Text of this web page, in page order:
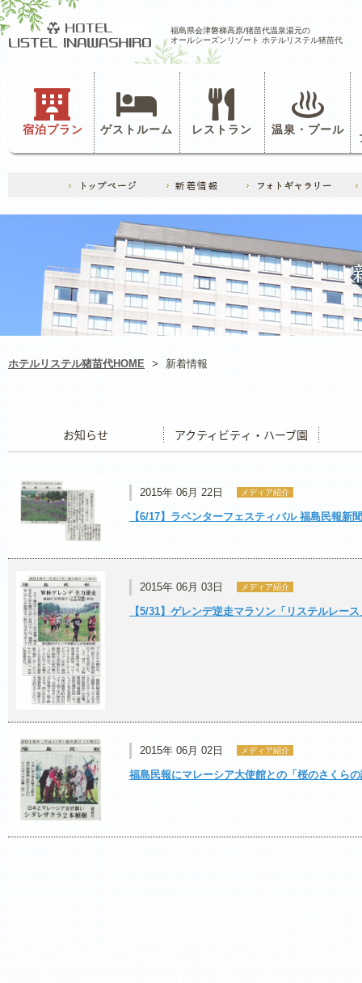
福島県会津磐梯高原/猪苗代温泉湯元の
オールシーズンリゾート ホテルリステル猪苗代
宿泊プラン ゲストルーム レストラン 温泉・プール
ホテルリステル猪苗代HOME > 新着情報
2015年 06月 22日 メディア紹介
【6/17】ラベンターフェスティバル 福島民報新
2015年 06月 03日 メディア紹介
【5/31】ゲレンデ逆走マラソン「リステルレー
2015年 06月 02日 メディア紹介
福島民報にマレーシア大使館との「桜のさくら